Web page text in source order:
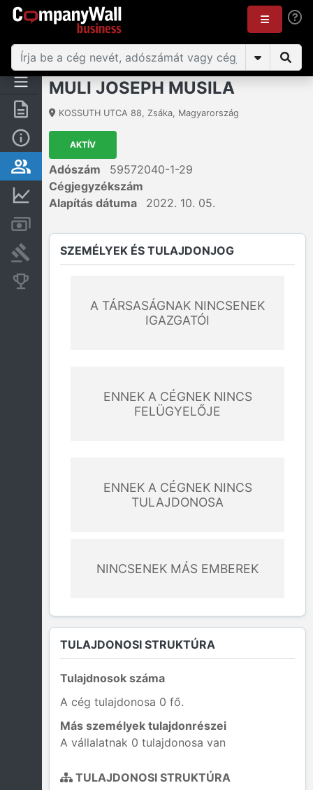
Összegzés
Alap információk
Személyek és tulajdonjog
Pénzügyi információk
Bírósági eljárások
MULI JOSEPH MUSILA
KOSSUTH UTCA 88, Zsáka, Magyarország
AKTÍV
Adószám
59572040-1-29
Cégjegyzékszám
Alapítás dátuma
2022. 10. 05.
SZEMÉLYEK ÉS TULAJDONJOG
A TÁRSASÁGNAK NINCSENEK
IGAZGATÓI
ENNEK A CÉGNEK NINCS
FELÜGYELŐJE
ENNEK A CÉGNEK NINCS
TULAJDONOSA
NINCSENEK MÁS EMBEREK
TULAJDONOSI STRUKTÚRA
Tulajdnosok száma
A cég tulajdonosa 0 fő.
Más személyek tulajdonrészei
A vállalatnak 0 tulajdonosa van
TULAJDONOSI STRUKTÚRA